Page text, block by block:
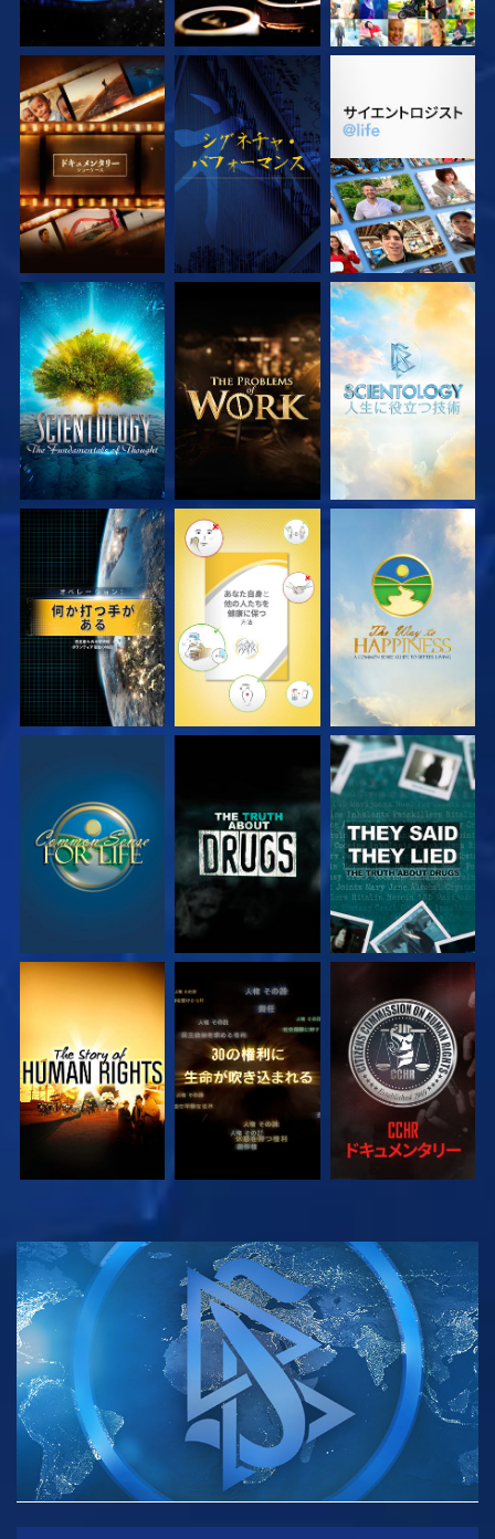
シリーズを探求 観る シリーズを探求
シリーズを探求 シリーズを探求 シリーズを探求
観る 観る 観る
観る 観る 観る
観る 観る 観る
観る 観る シリーズを探求